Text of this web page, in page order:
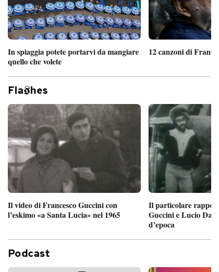
In spiaggia potete portarvi da mangiare
quello che volete
12 canzoni di
Fla hes
Il video di Francesco Guccini con
l’eskimo «a Santa Lucia» nel 1965
Il particolare
Guccini e Lucio
d’epoca
Podcast